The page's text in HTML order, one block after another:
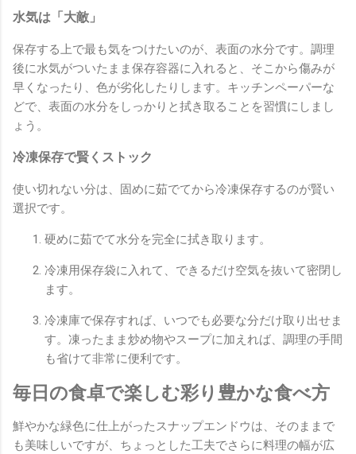
水気は「大敵」
保存する上で最も気をつけたいのが、表面の水分です。調理
後に水気がついたまま保存容器に入れると、そこから傷みが
早くなったり、色が劣化したりします。キッチンペーパーな
どで、表面の水分をしっかりと拭き取ることを習慣にしまし
ょう。
冷凍保存で賢くストック
使い切れない分は、固めに茹でてから冷凍保存するのが賢い
選択です。
硬めに茹でて水分を完全に拭き取ります。
冷凍用保存袋に入れて、できるだけ空気を抜いて密閉し
ます。
冷凍庫で保存すれば、いつでも必要な分だけ取り出せま
す。凍ったまま炒め物やスープに加えれば、調理の手間
も省けて非常に便利です。
毎日の食卓で楽しむ彩り豊かな食べ方
鮮やかな緑色に仕上がったスナップエンドウは、そのままで
も美味しいですが、ちょっとした工夫でさらに料理の幅が広